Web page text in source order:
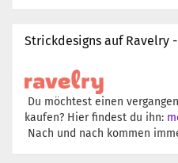
Strickdesigns auf Ravelry
Du möchtest einen
kaufen? Hier findest du ihn:
Nach und nach kommen